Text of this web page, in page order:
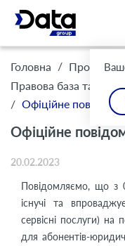
Головна / Про
Правова база та
/ Офіційне
Офіційне
20.02.2023
Повідомляємо, що з
існучі та
сервісні послуги) на
для абонентів-